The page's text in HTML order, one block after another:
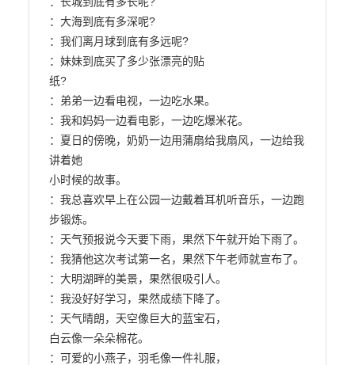
：大海到底有多深呢?
：我们离月球到底有多远呢?
：妹妹到底买了多少张漂亮的贴
纸?
：弟弟一边看电视，一边吃水果。
：我和妈妈一边看电影，一边吃爆米花。
：夏日的傍晚，奶奶一边用蒲扇给我扇风，一边给我
讲着她
小时候的故事。
：我总喜欢早上在公园一边戴着耳机听音乐，一边跑
步锻炼。
：天气预报说今天要下雨，果然下午就开始下雨了。
：我猜他这次考试第一名，果然下午老师就宣布了。
：大明湖畔的美景，果然很吸引人。
：我没好好学习，果然成绩下降了。
：天气晴朗，天空像巨大的蓝宝石，
白云像一朵朵棉花。
：可爱的小燕子，羽毛像一件礼服，